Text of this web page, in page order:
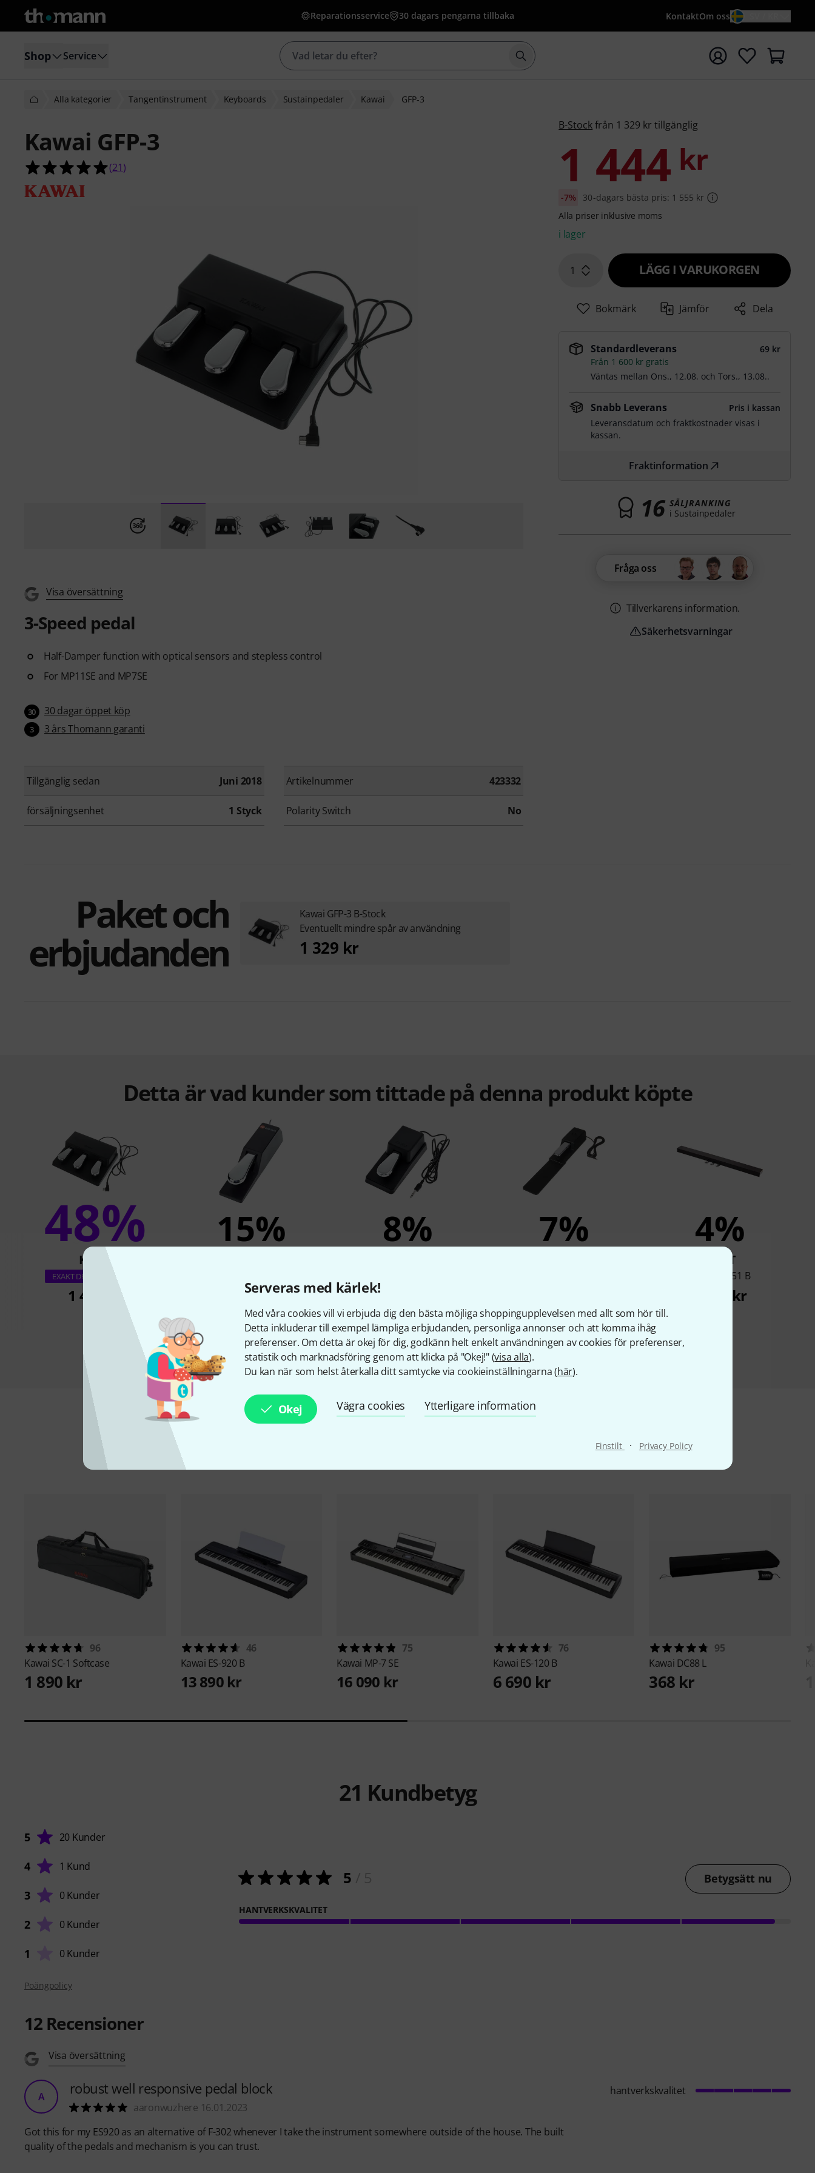
Serveras med kärlek!
Med våra cookies vill vi erbjuda dig den bästa möjliga shoppingupplevelsen med allt som hör till.
Detta inkluderar till exempel lämpliga erbjudanden, personliga annonser och att komma ihåg
preferenser. Om detta är okej för dig, godkänn helt enkelt användningen av cookies för preferenser,
statistik och marknadsföring genom att klicka på "Okej!" (visa alla).
Du kan när som helst återkalla ditt samtycke via cookieinställningarna (här).
Okej Vägra cookies Ytterligare information
Finstilt · Privacy Policy
Reparationsservice 30 dagars pengarna tillbaka KontaktOm oss
Shop Service Börja sökningen med söktermen {searchTerm}
Alla kategorier Tangentinstrument Keyboards Sustainpedaler Kawai GFP-3
Kawai GFP-3
5.0 av 5 stjärnor från 21 kundbetyg
(21)
Visa översättning
3-Speed pedal
Half-Damper function with optical sensors and stepless control
For MP11SE and MP7SE
30 30 dagar öppet köp
3 3 års Thomann garanti
Tillgänglig sedan Juni 2018 Artikelnummer 423332
försäljningsenhet 1 Styck Polarity Switch No
B-Stockfrån 1 329 kr tillgänglig
1 444 kr
-7%
30-dagars bästa pris: 1 555 kr
Alla priser inklusive moms
i lager
1 LÄGG I VARUKORGEN
Bokmärk Jämför Dela
Standardleverans
69 kr
Från 1 600 kr gratis
Väntas mellan Ons., 12.08. ochTors., 13.08..
Snabb Leverans
Pris i kassan
Leveransdatum och fraktkostnader visas i
kassan.
Fraktinformation
16 SÄLJRANKING
i Sustainpedaler
Fråga oss
Tillverkarens information.
Säkerhetsvarningar
Paket och
erbjudanden
Kawai GFP-3 B-Stock
Eventuellt mindre spår av användning
1 329 kr
Detta är vad kunder som tittade på denna produkt köpte
48%
KÖPT
EXAKT DENNA PRODUKT
1 444 kr
15%
199 kr
8% 7% 4%
KÖPT
Kawai F-351 B
1 099 kr
Jämför
96
Kawai SC-1 Softcase
1 890 kr
46
Kawai ES-920 B
13 890 kr
75
Kawai MP-7 SE
16 090 kr
76
Kawai ES-120 B
6 690 kr
95
Kawai DC88 L
368 kr
21 Kundbetyg
5 20 Kunder
4 1 Kund
3 0 Kunder
2 0 Kunder
1 0 Kunder
5 Betygsätt nu
HANTVERKSKVALITET
Poängpolicy
12 Recensioner
Visa översättning
A robust well responsive pedal block
aaronwuzhere 16.01.2023
Got this for my ES920 as an alternative of F-302 whenever I take the instrument somewhere outside of the house. The built
quality of the pedals and mechanism is you can trust.
hantverkskvalitet